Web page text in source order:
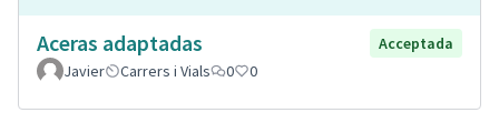
Aceras adaptadas
Acceptada
Javier
Carrers i Vials 0 0